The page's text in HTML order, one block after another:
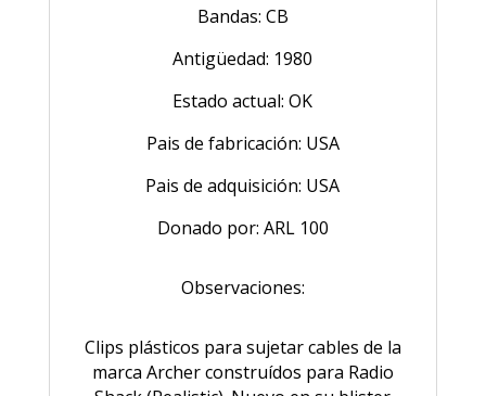
Bandas: CB
Antigüedad: 1980
Estado actual: OK
Pais de fabricación: USA
Pais de adquisición: USA
Donado por: ARL 100
Observaciones:
Clips plásticos para sujetar cables de la
marca Archer construídos para Radio